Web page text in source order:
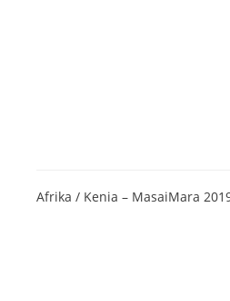
Afrika / Kenia – MasaiMara